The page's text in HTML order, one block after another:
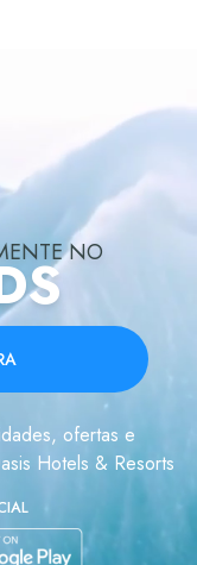
NO
ofertas e
Hotels & Resorts